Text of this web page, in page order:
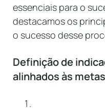
essenciais para o
destacamos os
o sucesso desse
Definição de
alinhados às